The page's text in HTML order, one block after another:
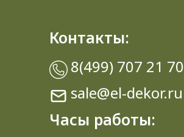
Контакты:
8(499) 707 21 70
sale@el-dekor.ru
Часы работы: